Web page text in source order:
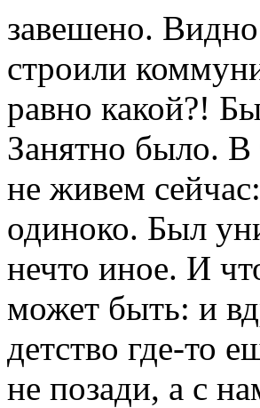
завешено.
строили
равно какой?!
Занятно было. В
не живем
одиноко. Был
нечто иное. И
может быть: и
детство где-то
не позади, а с